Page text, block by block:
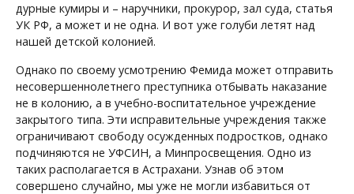
дурные кумиры и – наручники, прокурор, зал суда, статья
УК РФ, а может и не одна. И вот уже голуби летят над
нашей детской колонией.
Однако по своему усмотрению Фемида может отправить
несовершеннолетнего преступника отбывать наказание
не в колонию, а в учебно-воспитательное учреждение
закрытого типа. Эти исправительные учреждения также
ограничивают свободу осужденных подростков, однако
подчиняются не УФСИН, а Минпросвещения. Одно из
таких располагается в Астрахани. Узнав об этом
совершено случайно, мы уже не могли избавиться от